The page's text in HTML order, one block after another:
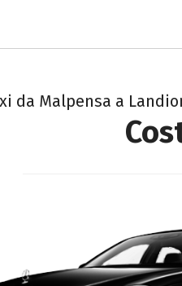
da Malpensa a